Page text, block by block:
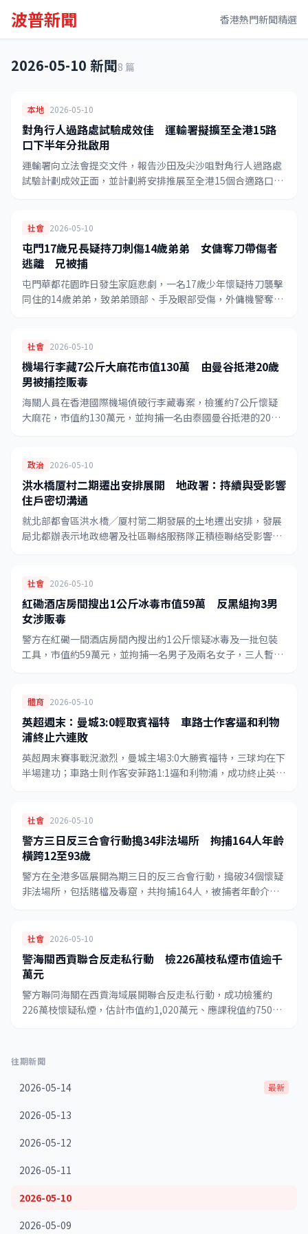
波普新聞 香港熱門新聞精選
2026-05-10 新聞8 篇
本地 2026-05-10
對角行人過路處試驗成效佳 運輸署擬擴至全港15路
口下半年分批啟用
運輸署向立法會提交文件，報告沙田及尖沙咀對角行人過路處
試驗計劃成效正面，並計劃將安排推展至全港15個合適路口，
社會 2026-05-10
屯門17歲兄長疑持刀刺傷14歲弟弟 女傭奪刀帶傷者
逃離 兄被捕
屯門華都花園昨日發生家庭悲劇，一名17歲少年懷疑持刀襲擊
同住的14歲弟弟，致弟弟頭部、手及眼部受傷，外傭機警奪刀
社會 2026-05-10
機場行李藏7公斤大麻花市值130萬 由曼谷抵港20歲
男被捕控販毒
海關人員在香港國際機場偵破行李藏毒案，檢獲約7公斤懷疑
大麻花，市值約130萬元，並拘捕一名由泰國曼谷抵港的20歲
政治 2026-05-10
洪水橋厦村二期遷出安排展開 地政署：持續與受影響
住戶密切溝通
就北部都會區洪水橋╱厦村第二期發展的土地遷出安排，發展
局北都辦表示地政總署及社區聯絡服務隊正積極聯絡受影響住
社會 2026-05-10
紅磡酒店房間搜出1公斤冰毒市值59萬 反黑組拘3男
女涉販毒
警方在紅磡一間酒店房間內搜出約1公斤懷疑冰毒及一批包裝
工具，市值約59萬元，並拘捕一名男子及兩名女子，三人暫控
體育 2026-05-10
英超週末：曼城3:0輕取賓福特 車路士作客逼和利物
浦終止六連敗
英超周末賽事戰況激烈，曼城主場3:0大勝賓福特，三球均在下
半場建功；車路士則作客安菲路1:1逼和利物浦，成功終止英超
社會 2026-05-10
警方三日反三合會行動搗34非法場所 拘捕164人年齡
橫跨12至93歲
警方在全港多區展開為期三日的反三合會行動，搗破34個懷疑
非法場所，包括賭檔及毒窟，共拘捕164人，被捕者年齡介乎
社會 2026-05-10
警海關西貢聯合反走私行動 檢226萬枝私煙市值逾千
萬元
警方聯同海關在西貢海域展開聯合反走私行動，成功檢獲約
226萬枝懷疑私煙，估計市值約1,020萬元、應課稅值約750萬
往期新聞
2026-05-14 最新
2026-05-13
2026-05-12
2026-05-11
2026-05-10
2026-05-09